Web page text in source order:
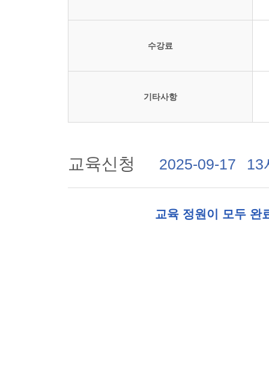
수강료
기타사항
교육신청 2025-09-17 13
교육 정원이 모두 완